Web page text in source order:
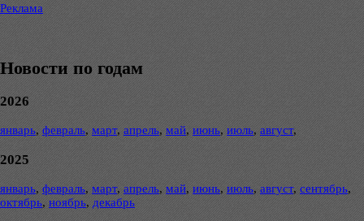
Реклама
Новости по годам
2026
январь, февраль, март, апрель, май, июнь, июль, август,
2025
январь, февраль, март, апрель, май, июнь, июль, август, сентябрь,
октябрь, ноябрь, декабрь